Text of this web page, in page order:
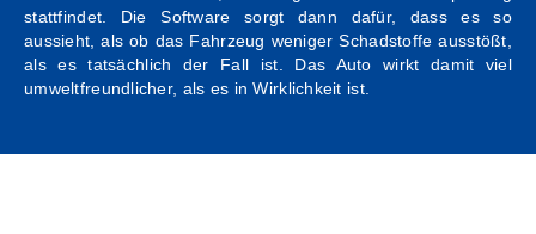
Steuerberatung
stattfindet. Die Software sorgt dann dafür, dass es so
aussieht, als ob das Fahrzeug weniger Schadstoffe ausstößt,
als es tatsächlich der Fall ist. Das Auto wirkt damit viel
umweltfreundlicher, als es in Wirklichkeit ist.